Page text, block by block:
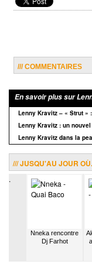
/// COMMENTAIRES
En savoir plus sur
Lenny Kravitz – « Strut »
Lenny Kravitz : un
Lenny Kravitz dans la
/// JUSQU'AU JOUR
.
Nneka rencontre
Dj Farhot